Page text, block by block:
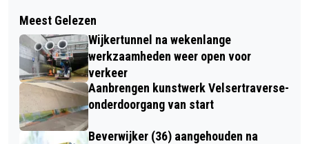
265E EDITIE VAN DORPSFEEST
SANTPOORT VAN START
IN DE BAN VAN DE RINGEN (#4):
MARATHONAFSTAND 42 KILOMETER
EN 195 METER... DANKZIJ KONING
EDWARD VII
Meest Gelezen
Wijkertunnel na wekenlange
werkzaamheden weer open voor
verkeer
Aanbrengen kunstwerk Velsertraverse-
onderdoorgang van start
Beverwijker (36) aangehouden na